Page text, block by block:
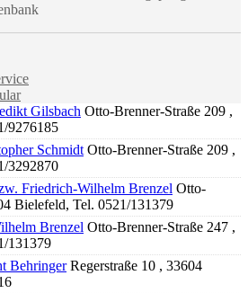
Gilsbach Otto-Brenner-Straße 209 ,
9276185
Schmidt Otto-Brenner-Straße 209 ,
3292870
Friedrich-Wilhelm Brenzel Otto-
Bielefeld, Tel. 0521/131379
Brenzel Otto-Brenner-Straße 247 ,
131379
BehringerRegerstraße 10 , 33604